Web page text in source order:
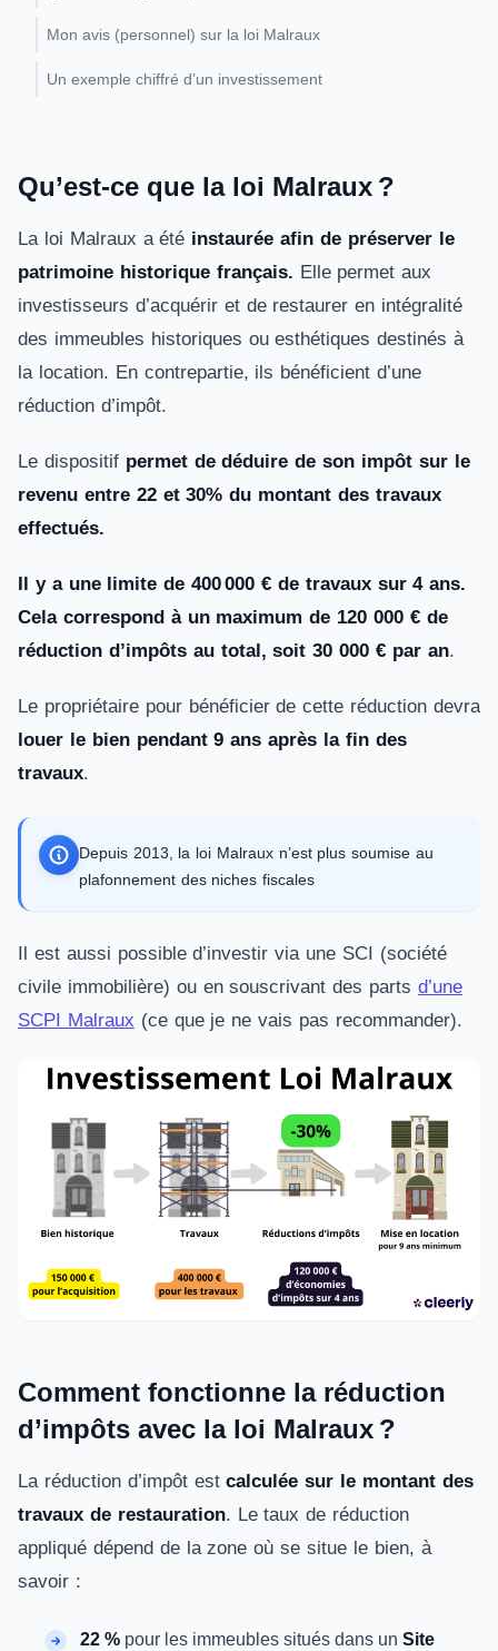
Mon avis (personnel) sur la loi Malraux
Un exemple chiffré d’un investissement
Qu’est-ce que la loi Malraux ?
La loi Malraux a été instaurée afin de préserver le
patrimoine historique français. Elle permet aux
investisseurs d’acquérir et de restaurer en intégralité
des immeubles historiques ou esthétiques destinés à
la location. En contrepartie, ils bénéficient d’une
réduction d’impôt.
Le dispositif permet de déduire de son impôt sur le
revenu entre 22 et 30% du montant des travaux
effectués.
Il y a une limite de 400 000 € de travaux sur 4 ans.
Cela correspond à un maximum de 120 000 € de
réduction d’impôts au total, soit 30 000 € par an.
Le propriétaire pour bénéficier de cette réduction devra
louer le bien pendant 9 ans après la fin des
travaux.
Depuis 2013, la loi Malraux n’est plus soumise au
plafonnement des niches fiscales
Il est aussi possible d’investir via une SCI (société
civile immobilière) ou en souscrivant des parts d’une
SCPI Malraux (ce que je ne vais pas recommander).
Comment fonctionne la réduction
d’impôts avec la loi Malraux ?
La réduction d’impôt estcalculée sur le montant des
travaux de restauration. Le taux de réduction
appliqué dépend de la zone où se situe le bien, à
savoir :
22 % pour les immeubles situés dans un Site